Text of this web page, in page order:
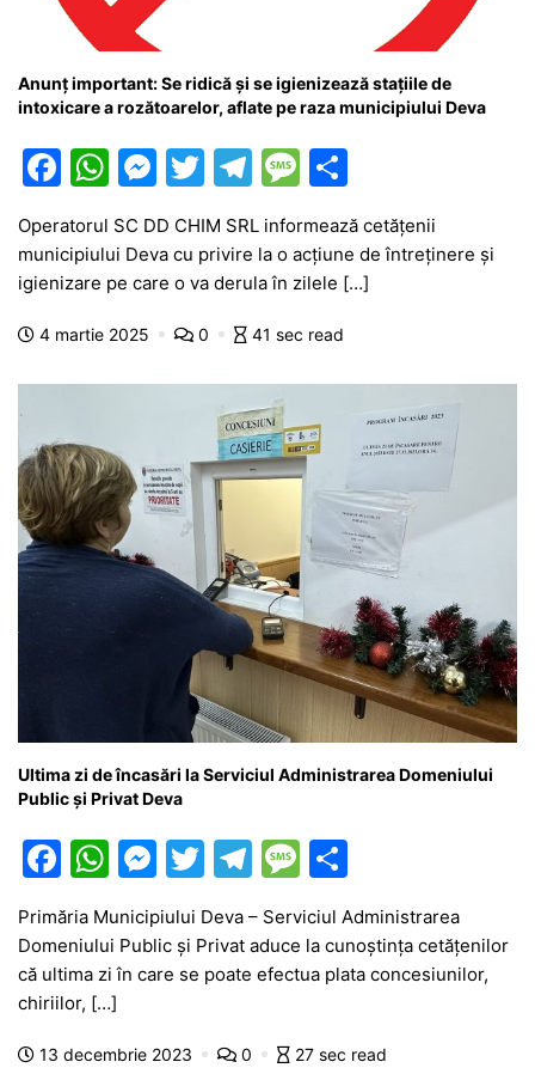
Anunț important: Se ridică și se igienizează stațiile de
intoxicare a rozătoarelor, aflate pe raza municipiului Deva
F
c
e
b
o
o
k
W
at
s
A
p
M
s
s
e
g
T
itt
er
T
e
gr
a
m
M
s
s
a
g
e
ta
je
ă
Operatorul SC DD CHIM SRL informează cetățenii
municipiului Deva cu privire la o acțiune de întreținere și
igienizare pe care o va derula în zilele […]
4 martie 2025 0 41 sec read
Ultima zi de încasări la Serviciul Administrarea Domeniului
Public și Privat Deva
F
c
e
b
o
W
at
s
A
p
M
s
s
n
T
itt
er
T
e
gr
m
M
s
s
g
ta
je
z
Primăria Municipiului Deva – Serviciul Administrarea
Domeniului Public și Privat aduce la cunoștința cetățenilor
că ultima zi în care se poate efectua plata concesiunilor,
chiriilor, […]
13 decembrie 2023 0 27 sec read